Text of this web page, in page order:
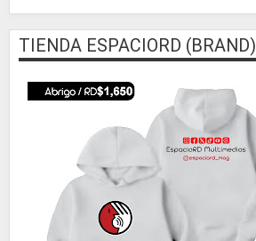
TIENDA ESPACIORD (BRAND)